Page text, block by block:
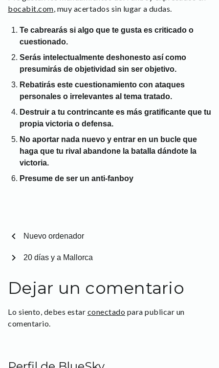
bocabit.com, muy acertados sin lugar a dudas.
Te cabrearás si algo que te gusta es criticado o
cuestionado.
Serás intelectualmente deshonesto así como
presumirás de objetividad sin ser objetivo.
Rebatirás este cuestionamiento con ataques
personales o irrelevantes al tema tratado.
Destruir a tu contrincante es más gratificante que tu
propia victoria o defensa.
No aportar nada nuevo y entrar en un bucle que
haga que tu rival abandone la batalla dándote la
victoria.
Presume de ser un anti-fanboy
chevron_left Nuevo ordenador
20 días y a Mallorca
chevron_right
Dejar un comentario
Lo siento, debes estar conectado para publicar un
comentario.